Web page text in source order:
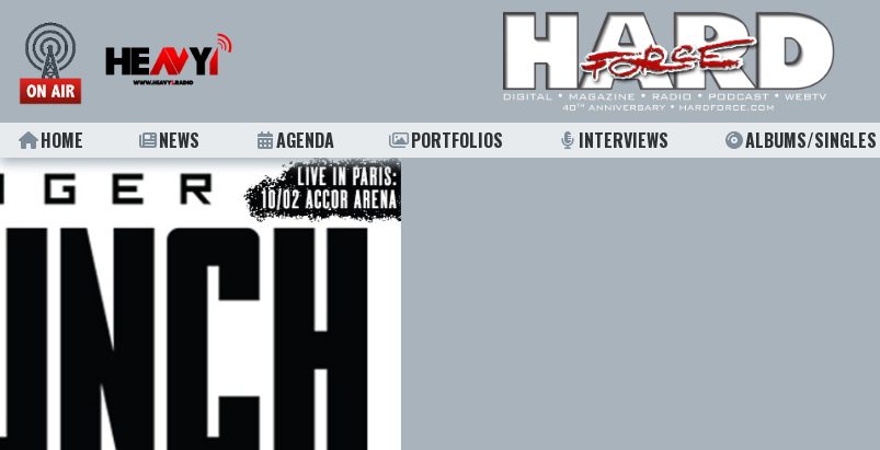
HOME NEWS AGENDA PORTFOLIOS INTERVIEWS ALBUMS/SINGLES